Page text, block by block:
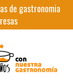
de gastronomia